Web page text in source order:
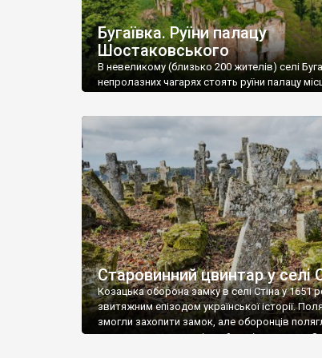
Бугаївка. Руїни палацу
Шостаковського
В невеликому (близько 200 жителів) селі
непролазних чагарях стоять руїни палацу
потім клуб, ще пізніше – гуртожиток. У 60-х
століття тут розмістили туберкульозну
палацу виїхала лікарня – ми точно не […]
Старовинний цвинтар у селі
Козацька оборона замку в селі Стіна у 1651
звитяжним епізодом української історії.
змогли захопити замок, але оборонців
поховали на цвинтарі, який тоді називався